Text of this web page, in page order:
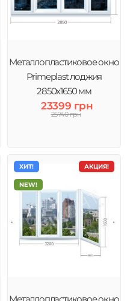
Металлопластиковое окно
Primeplast лоджия
2850х1650 мм
23399 грн
25740 грн
АКЦИЯ!
ХИТ!
NEW!